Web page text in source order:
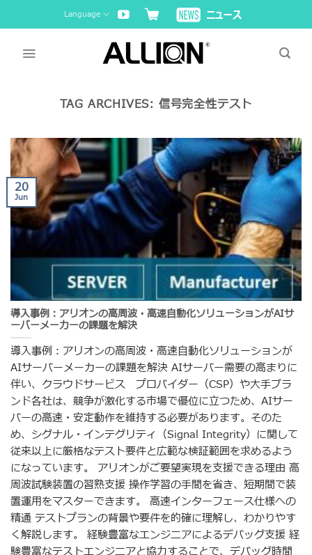
to
Language
TAG ARCHIVES: 信号完全性テスト
導入事例：アリオンの高周波・高速自動化ソリューションがAIサ
ーバーメーカーの課題を解決
導入事例：アリオンの高周波・高速自動化ソリューションが
AIサーバーメーカーの課題を解決 AIサーバー需要の高まりに
伴い、クラウドサービス プロバイダー（CSP）や大手ブラ
ンド各社は、競争が激化する市場で優位に立つため、AIサー
バーの高速・安定動作を維持する必要があります。そのた
め、シグナル・インテグリティ（Signal Integrity）に関して
従来以上に厳格なテスト要件と広範な検証範囲を求めるよう
になっています。 アリオンがご要望実現を支援できる理由 高
周波試験装置の習熟支援 操作学習の手間を省き、短期間で装
置運用をマスターできます。 高速インターフェース仕様への
精通 テストプランの背景や要件を的確に理解し、わかりやす
く解説します。 経験豊富なエンジニアによるデバッグ支援 経
験豊富なテストエンジニアと協力することで、デバッグ時間
20
Jun